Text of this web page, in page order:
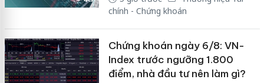
chính - Chứng khoán
Chứng khoán ngày 6/8: VN-
Index trước ngưỡng 1.800
điểm, nhà đầu tư nên làm gì?